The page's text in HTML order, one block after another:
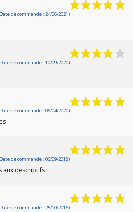
de commande : 24/06/2021)
de commande : 10/09/2020)
de commande : 06/04/2020)
de commande : 06/09/2018)
aux descriptifs
de commande : 25/10/2016)